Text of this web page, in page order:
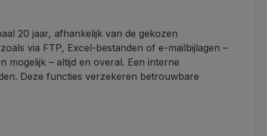
20 jaar, afhankelijk van de gekozen
via FTP, Excel-bestanden of e-mailbijlagen –
mogelijk – altijd en overal. Een interne
Deze functies verzekeren betrouwbare